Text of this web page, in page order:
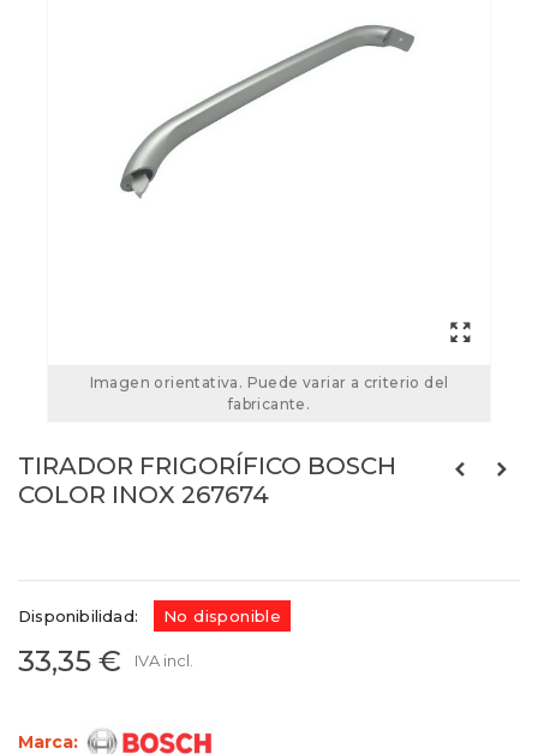
Imagen orientativa. Puede variar a criterio del
fabricante.
TIRADOR FRIGORÍFICO BOSCH
COLOR INOX 267674
Disponibilidad: No disponible
33,35 € IVA incl.
Marca: